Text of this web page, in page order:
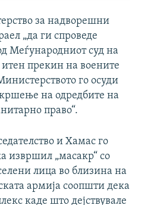
за надворешни
„да ги спроведе
Меѓународниот суд на
итен прекин на воените
го осуди
на одредбите на
право“.
и Хамас го
извршил „масакр“ со
лица во близина на
армија соопшти дека
каде што дејствувале